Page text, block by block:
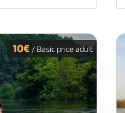
10€/ Basic price adult